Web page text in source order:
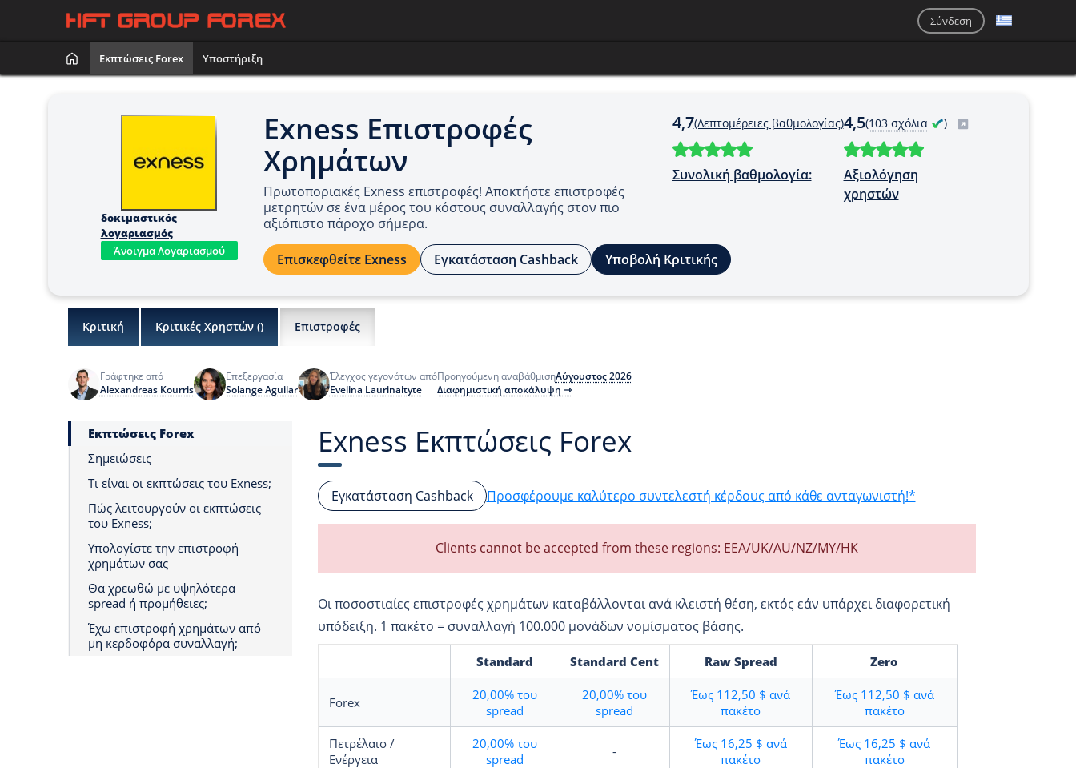
Σύνδεση
Εκπτώσεις Forex Υποστήριξη
δοκιμαστικός
λογαριασμός
Άνοιγμα Λογαριασμού
Exness Επιστροφές
Χρημάτων
Πρωτοποριακές Exness επιστροφές! Αποκτήστε επιστροφές
μετρητών σε ένα μέρος του κόστους συναλλαγής στον πιο
αξιόπιστο πάροχο σήμερα.
4,7(Λεπτομέρειες βαθμολογίας)
Συνολική βαθμολογία:
4,5(103 σχόλια )
Αξιολόγηση
χρηστών
Επισκεφθείτε Exness Εγκατάσταση Cashback Υποβολή Κριτικής
Κριτική Κριτικές Χρηστών () Επιστροφές
Γράφτηκε από
Alexandreas Kourris
Επεξεργασία
Solange Aguilar
Έλεγχος γεγονότων από
Evelina Laurinaityte
Προηγούμενη αναβάθμισηΑύγουστος 2026
Διαφημιστική αποκάλυψη ⇾
Εκπτώσεις Forex
Σημειώσεις
Τι είναι οι εκπτώσεις του Exness;
Πώς λειτουργούν οι εκπτώσεις
του Exness;
Υπολογίστε την επιστροφή
χρημάτων σας
Θα χρεωθώ με υψηλότερα
spread ή προμήθειες;
Έχω επιστροφή χρημάτων από
μη κερδοφόρα συναλλαγή;
Exness Εκπτώσεις Forex
Εγκατάσταση Cashback Προσφέρουμε καλύτερο συντελεστή κέρδους από κάθε ανταγωνιστή!*
Clients cannot be accepted from these regions: EEA/UK/AU/NZ/MY/HK
Οι ποσοστιαίες επιστροφές χρημάτων καταβάλλονται ανά κλειστή θέση, εκτός εάν υπάρχει διαφορετική
υπόδειξη. 1 πακέτο = συναλλαγή 100.000 μονάδων νομίσματος βάσης.
Standard Standard Cent Raw Spread Zero
Forex 20,00% του
spread
20,00% του
spread
Έως 112,50 $ ανά
πακέτο
Έως 112,50 $ ανά
πακέτο
Πετρέλαιο /
Ενέργεια
20,00% του
spread
- Έως 16,25 $ ανά
πακέτο
Έως 16,25 $ ανά
πακέτο